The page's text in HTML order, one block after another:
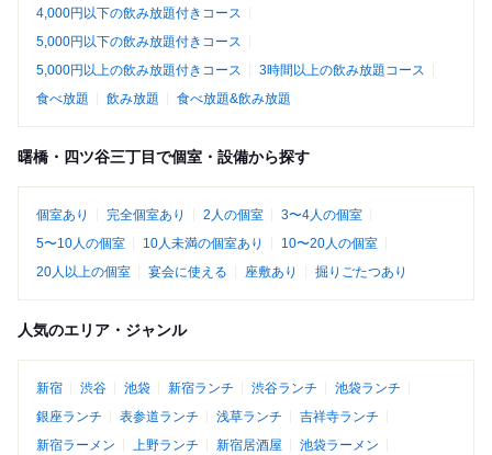
4,000円以下の飲み放題付きコース
5,000円以下の飲み放題付きコース
5,000円以上の飲み放題付きコース
3時間以上の飲み放題コース
食べ放題
飲み放題 食べ放題&飲み放題
曙橋・四ツ谷三丁目で個室・設備から探す
個室あり 完全個室あり 2人の個室
3〜4人の個室
5〜10人の個室
10人未満の個室あり
10〜20人の個室
20人以上の個室
宴会に使える 座敷あり 掘りごたつあり
人気のエリア・ジャンル
新宿 渋谷 池袋 新宿ランチ 渋谷ランチ
池袋ランチ
銀座ランチ
表参道ランチ 浅草ランチ
吉祥寺ランチ
新宿ラーメン
上野ランチ 新宿居酒屋
池袋ラーメン